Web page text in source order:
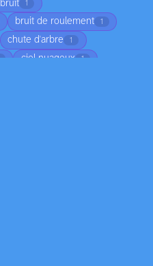
bruit 1
bruit de roulement 1
chute d'arbre 1
ciel nuageux 1